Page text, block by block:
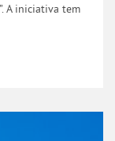
A iniciativa tem